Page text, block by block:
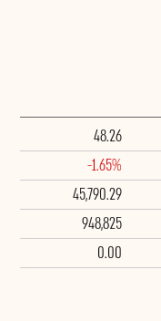
48.26
-1.65%
45,790.29
948,825
0.00